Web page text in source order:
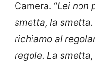
Camera. “Lei non
smetta, la smetta.
richiamo al
regole. La